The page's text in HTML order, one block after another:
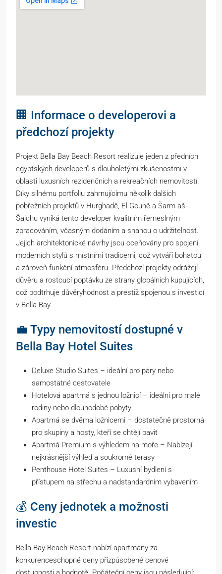
🏢 Informace o developerovi a
předchozí projekty
Projekt Bella Bay Beach Resort realizuje jeden z předních
egyptských developerů s dlouholetými zkušenostmi v
oblasti luxusních rezidenčních a rekreačních nemovitostí.
Díky silnému portfoliu zahrnujícímu několik dalších
pobřežních projektů v Hurghadě, El Gouně a Šarm aš-
Šajchu vyniká tento developer kvalitním řemeslným
zpracováním, včasným dodáním a snahou o udržitelnost.
Jejich architektonické návrhy jsou oceňovány pro spojení
moderních stylů s místními tradicemi, což vytváří bohatou
a zároveň funkční atmosféru. Předchozí projekty odrážejí
důvěru a rostoucí poptávku ze strany globálních kupujících,
což podtrhuje důvěryhodnost a prestiž spojenou s investicí
v Bella Bay.
💼 Typy nemovitostí dostupné v
Bella Bay Hotel Suites
Deluxe Studio Suites – ideální pro páry nebo
samostatné cestovatele
Hotelová apartmá s jednou ložnicí – ideální pro malé
rodiny nebo dlouhodobé pobyty
Apartmá se dvěma ložnicemi – dostatečně prostorná
pro skupiny a hosty, kteří se chtějí bavit
Apartmá Premium s výhledem na moře – Nabízejí
nejkrásnější výhled a soukromé terasy
Penthouse Hotel Suites – Luxusní bydlení s
přístupem na střechu a nadstandardním vybavením
💰 Ceny jednotek a možnosti
investic
Bella Bay Beach Resort nabízí apartmány za
konkurenceschopné ceny přizpůsobené cenové